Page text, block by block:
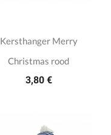
Kersthanger Merry
Christmas rood
3,80 €